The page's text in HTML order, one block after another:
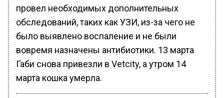
провел необходимых дополнительных
обследований, таких как УЗИ, из-за чего не
было выявлено воспаление и не были
вовремя назначены антибиотики. 13 марта
Габи снова привезли в Vetcity, а утром 14
марта кошка умерла.